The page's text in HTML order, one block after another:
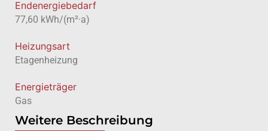
Endenergiebedarf
77,60 kWh/(m²·a)
Heizungsart
Etagenheizung
Energieträger
Gas
Weitere Beschreibung